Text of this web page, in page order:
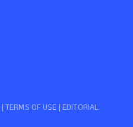
|TERMS OF USE | EDITORIAL